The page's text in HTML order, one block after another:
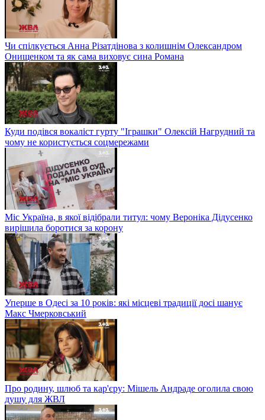
Чи спілкується Анна Різатдінова з колишнім Олександром
Онищенком та як сама виховує сина Романа
Куди подівся вокаліст гурту "Іграшки" Олексій Нагрудний та
чому не користується соцмережами
Міс Україна, в якої відібрали титул: чому Вероніка Дідусенко
вирішила боротися за корону
Уперше в Одесі за 10 років: які місцеві традиції досі шанує
Макс Чмерковський
Про родину, шлюб та кар'єру: Мішель Андраде оголила свою
душу для ЖВЛ